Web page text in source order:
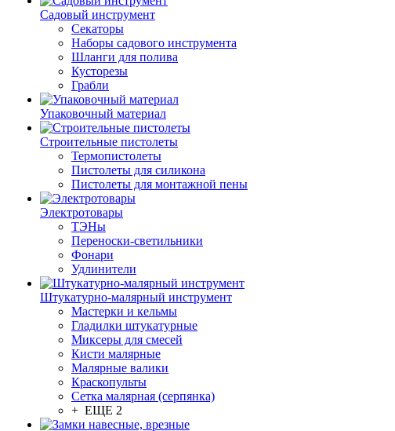
Садовый инструмент
Секаторы
Наборы садового инструмента
Шланги для полива
Кусторезы
Грабли
Упаковочный материал
Строительные пистолеты
Термопистолеты
Пистолеты для силикона
Пистолеты для монтажной пены
Электротовары
ТЭНы
Переноски-светильники
Фонари
Удлинители
Штукатурно-малярный инструмент
Мастерки и кельмы
Гладилки штукатурные
Миксеры для смесей
Кисти малярные
Малярные валики
Краскопульты
Сетка малярная (серпянка)
+ ЕЩЕ 2